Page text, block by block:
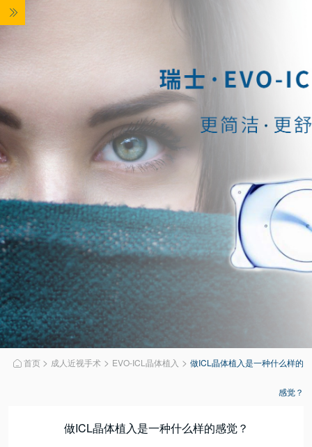
 首页 > 成人近视手术 > EVO-ICL晶体植入 > 做ICL晶体植入是一种什么样的
感觉？
做ICL晶体植入是一种什么样的感觉？